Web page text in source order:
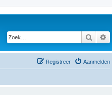
Zoek
Aanmelden
Registreer